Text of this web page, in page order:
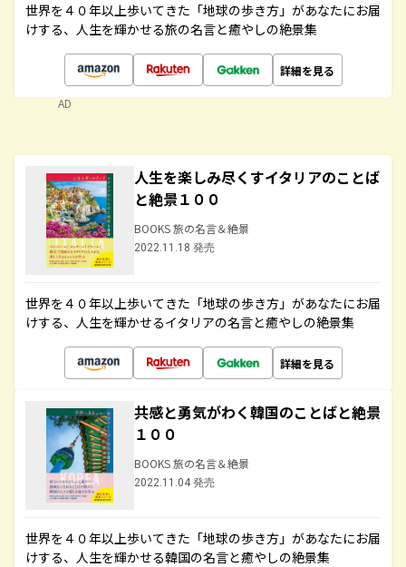
世界を４０年以上歩いてきた「地球の歩き方」があなたにお届
けする、人生を輝かせる旅の名言と癒やしの絶景集
詳細を見る
AD
人生を楽しみ尽くすイタリアのことば
と絶景１００
BOOKS 旅の名言＆絶景
2022.11.18 発売
世界を４０年以上歩いてきた「地球の歩き方」があなたにお届
けする、人生を輝かせるイタリアの名言と癒やしの絶景集
詳細を見る
共感と勇気がわく韓国のことばと絶景
１００
BOOKS 旅の名言＆絶景
2022.11.04 発売
世界を４０年以上歩いてきた「地球の歩き方」があなたにお届
けする、人生を輝かせる韓国の名言と癒やしの絶景集